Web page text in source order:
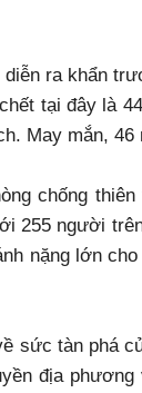
ra khẩn
tại đây là
May mắn,
chống
255 người
nặng lớn
sức tàn phá
địa